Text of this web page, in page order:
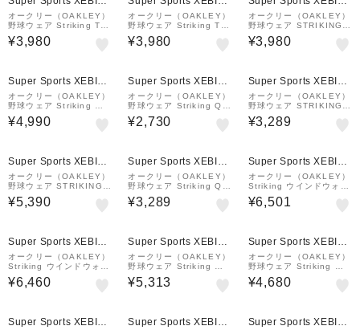
&mall店
オークリー（OAKLEY）
野球ウェア Striking Tec
h Cold 半袖 Tシャツ 9.
0 FOA409033-6AC
¥3,980
&mall店
オークリー（OAKLEY）
野球ウェア Striking Tec
h Cold 半袖 Tシャツ 9.
0 FOA409033-021
¥3,980
&mall店
オークリー（OAKLEY）
野球ウェア STRIKING
QD 長袖SHIELD Tシャ
ツ 8.0 FOA408262-02
¥3,980
Super Sports XEBIO
&mall店
オークリー（OAKLEY）
野球ウェア Striking Win
d メッシュ ロングスリー
ブ プルオーバー 6.0 FO
¥4,990
Super Sports XEBIO
&mall店
オークリー（OAKLEY）
野球ウェア Striking Qd
ロングスリーブ Dual T
シャツ 6.0 FOA407102
¥2,730
Super Sports XEBIO
&mall店
オークリー（OAKLEY）
野球ウェア STRIKING
AIRY 半袖 グラフィック
Tシャツ 9.0 FOA40903
¥3,289
Super Sports XEBIO
&mall店
オークリー（OAKLEY）
野球ウェア STRIKING
CLOTH 半袖 プルオーバ
ー 9.0 FOA408993-00
¥5,390
Super Sports XEBIO
&mall店
オークリー（OAKLEY）
野球ウェア Striking Qd
ロングスリーブ グラフィ
ック Tシャツ 6.0 FOA4
¥3,289
Super Sports XEBIO
&mall店
オークリー（OAKLEY）
Striking ウインドウォー
マーパンツ 6.0 FOA407
099-6AC
¥6,501
Super Sports XEBIO
&mall店
オークリー（OAKLEY）
Striking ウインドウォー
マー ジャケット 6.0 FO
A407095-00G
¥6,460
Super Sports XEBIO
&mall店
オークリー（OAKLEY）
野球ウェア Striking Win
d 半袖プルオーバー Lt P
iste 9.0 FOA408995-0
¥5,313
Super Sports XEBIO
&mall店
オークリー（OAKLEY）
野球ウェア Striking Win
d Ls Pullover 2.0 FOA
404162-66V 撥水 防風
¥4,680
Super Sports XEBIO
Super Sports XEBIO
Super Sports XEBIO